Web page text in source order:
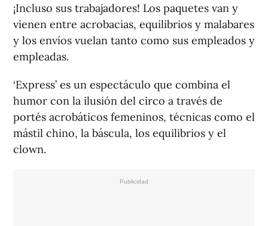
¡Incluso sus trabajadores! Los paquetes van y
vienen entre acrobacias, equilibrios y malabares
y los envíos vuelan tanto como sus empleados y
empleadas.
‘Express’ es un espectáculo que combina el
humor con la ilusión del circo a través de
portés acrobáticos femeninos, técnicas como el
mástil chino, la báscula, los equilibrios y el
clown.